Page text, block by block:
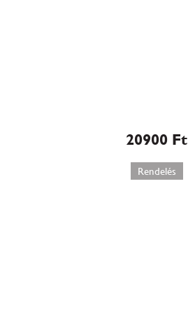
20900 Ft
Rendelés